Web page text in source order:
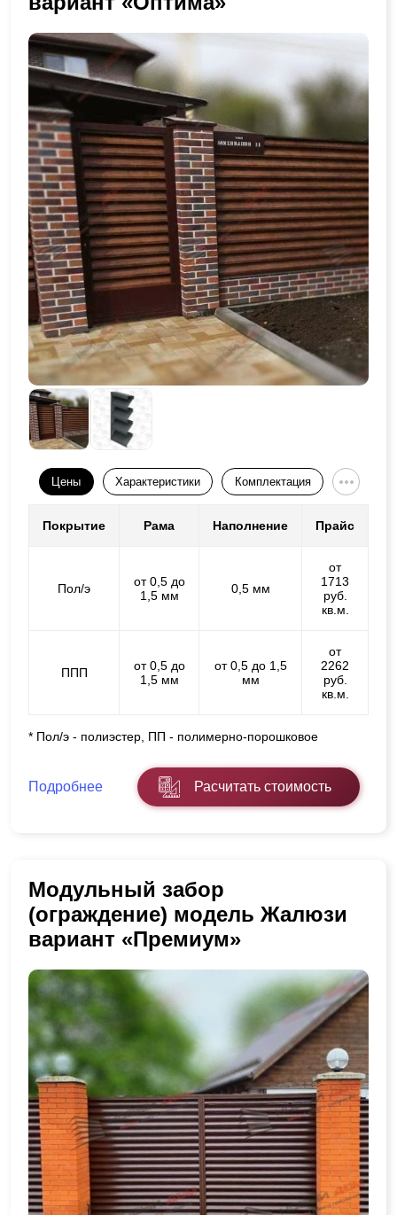
Цены Характеристики Комплектация
Покрытие Рама Наполнение Прайс
Пол/э
от 0,5 до
1,5 мм
0,5 мм
от
1713
руб.
кв.м.
ППП
от 0,5 до
1,5 мм
от 0,5 до 1,5
мм
от
2262
руб.
кв.м.
* Пол/э - полиэстер, ПП - полимерно-порошковое
Подробнее Расчитать стоимость
Модульный забор
(ограждение) модель Жалюзи
вариант «Премиум»